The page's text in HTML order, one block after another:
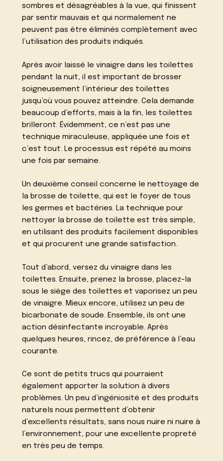
sombres et désagréables à la vue, qui finissent
par sentir mauvais et qui normalement ne
peuvent pas être éliminés complètement avec
l’utilisation des produits indiqués.
Après avoir laissé le vinaigre dans les toilettes
pendant la nuit, il est important de brosser
soigneusement l’intérieur des toilettes
jusqu’où vous pouvez atteindre. Cela demande
beaucoup d’efforts, mais à la fin, les toilettes
brilleront. Évidemment, ce n’est pas une
technique miraculeuse, appliquée une fois et
c’est tout. Le processus est répété au moins
une fois par semaine.
Un deuxième conseil concerne le nettoyage de
la brosse de toilette, qui est le foyer de tous
les germes et bactéries. La technique pour
nettoyer la brosse de toilette est très simple,
en utilisant des produits facilement disponibles
et qui procurent une grande satisfaction.
Tout d’abord, versez du vinaigre dans les
toilettes. Ensuite, prenez la brosse, placez-la
sous le siège des toilettes et vaporisez un peu
de vinaigre. Mieux encore, utilisez un peu de
bicarbonate de soude. Ensemble, ils ont une
action désinfectante incroyable. Après
quelques heures, rincez, de préférence à l’eau
courante.
Ce sont de petits trucs qui pourraient
également apporter la solution à divers
problèmes. Un peu d’ingéniosité et des produits
naturels nous permettent d’obtenir
d’excellents résultats, sans nous nuire ni nuire à
l’environnement, pour une excellente propreté
en très peu de temps.